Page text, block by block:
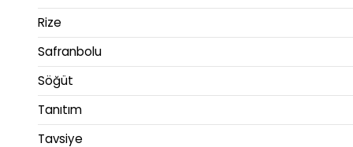
Rize
Safranbolu
Söğüt
Tanıtım
Tavsiye